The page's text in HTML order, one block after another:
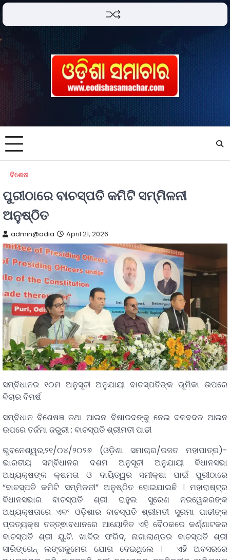
ବିଶେଷ
ପୁରୀଠାରେ ବାଚସ୍ପତି କମିଟି ସମ୍ମିଳନୀ
ଅନୁଷ୍ଠିତ
admin@odia April 21, 2026
ସମ୍ବିଧାନର ୧୦ମ ଅନୁସୂଚୀ ଅନୁଯାୟୀ ବାଚସ୍ପତିଙ୍କ ଭୂମିକା ଉପରେ
ବିଚାର ବିମର୍ଷ
ସମ୍ବିଧାନ ବିଶେଷଜ୍ଞ ତଥା ଆଇନ ବିଷାରଦଙ୍କୁ ନେଇ ଦଳବଦଳ ଆଇନ
ଉପରେ ତର୍ଜମା ଜରୁରୀ : ବାଚସ୍ପତି ଶ୍ରୀମତୀ ପାଢୀ
ଭୁବନେଶ୍ୱର,୨୧/୦୪/୨୦୨୬ (ଓଡ଼ିଶା ସମାଚାର/ରଜତ ମହାପାତ୍ର)-
ଭାରତୀୟ ସମ୍ବିଧାନର ଦଶମ ଅନୁସୂଚୀ ଅନୁଯାୟୀ ବିଧାନସଭା
ଅଧ୍ୟକ୍ଷଙ୍କ କ୍ଷମତା ଓ ଦାୟିତ୍ୱର ସମୀକ୍ଷା ପାଇଁ ପୁରୀଠାରେ
“ବାଚସ୍ପତି କମିଟି ସମ୍ମିଳନୀ” ଅନୁଷ୍ଠିତ ହୋଇଯାଇଛି । ମହାରାଷ୍ଟ୍ର
ବିଧାନସଭାର ବାଚସ୍ପତି ଶ୍ରୀ ରାହୁଲ ସୁରେଶ ନରୱେକରଙ୍କ
ଅଧ୍ୟକ୍ଷତାରେ ଏବଂ ଓଡ଼ିଶାର ବାଚସ୍ପତି ଶ୍ରୀମତୀ ସୁରମା ପାଢୀଙ୍କ
ପ୍ରତ୍ୟକ୍ଷ ତତ୍ତ୍ଵାବଧାନରେ ଆୟୋଜିତ ଏହି ବୈଠକରେ କର୍ଣ୍ଣାଟକର
ବାଚସ୍ପତି ଶ୍ରୀ ୟୁ.ଟି. ଖାଦିର ଫରିଦ୍‌, ନାଗାଲାଣ୍ଡର ବାଚସ୍ପତି ଶ୍ରୀ
ସାରିଙ୍ଗେନ୍‌ ଲଙ୍ଗକୁମେର ଯୋଗ ଦେଇଥିଲେ । ଏହି ଅବସରରେ